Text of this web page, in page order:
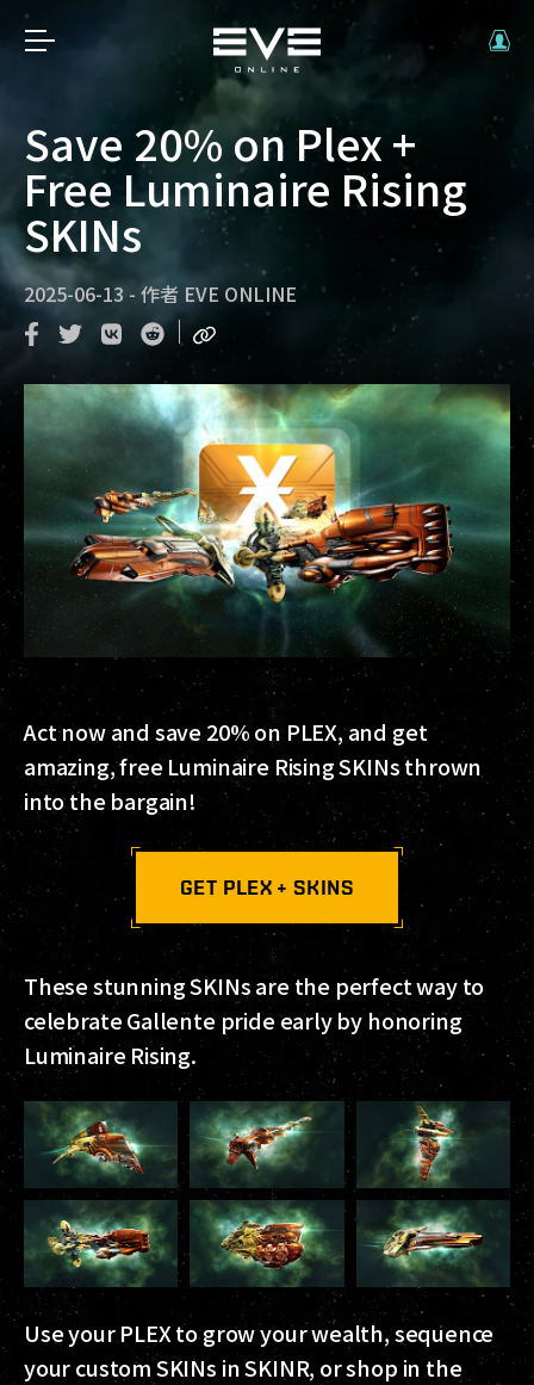
Save 20% on Plex +
Free Luminaire Rising
SKINs
2025-06-13 - 作者 EVE ONLINE
Act now and save 20% on PLEX, and get
amazing, free Luminaire Rising SKINs thrown
into the bargain!
GET PLEX + SKINS
These stunning SKINs are the perfect way to
celebrate Gallente pride early by honoring
Luminaire Rising.
Use your PLEX to grow your wealth, sequence
your custom SKINs in SKINR, or shop in the